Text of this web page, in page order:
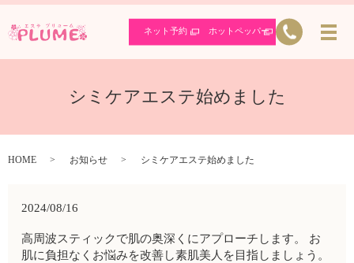
ネット予約 ホットペッパー
シミケアエステ始めました
HOME お知らせ シミケアエステ始めました
2024/08/16
高周波スティックで肌の奥深くにアプローチします。 お
肌に負担なくお悩みを改善し素肌美人を目指しましょう。